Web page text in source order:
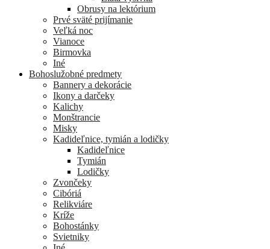
Obrusy na lektórium
Prvé sväté prijímanie
Veľká noc
Vianoce
Birmovka
Iné
Bohoslužobné predmety
Bannery a dekorácie
Ikony a darčeky
Kalichy
Monštrancie
Misky
Kadideľnice, tymián a lodičky
Kadideľnice
Tymián
Lodičky
Zvončeky
Cibóriá
Relikviáre
Kríže
Bohostánky
Svietniky